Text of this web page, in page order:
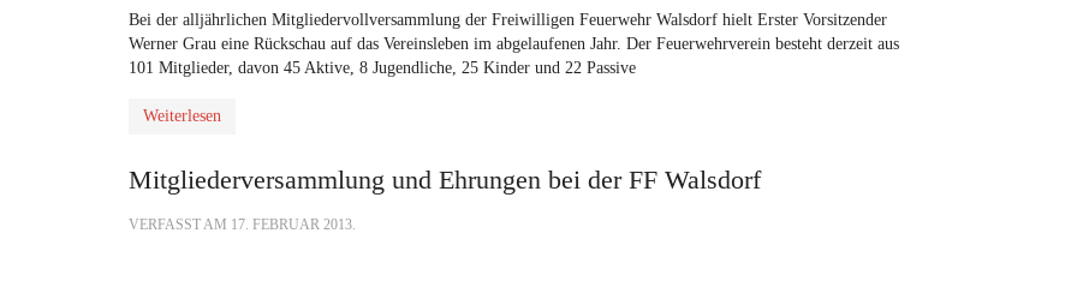
Bei der alljährlichen Mitgliedervollversammlung der Freiwilligen Feuerwehr Walsdorf hielt Erster Vorsitzender
Werner Grau eine Rückschau auf das Vereinsleben im abgelaufenen Jahr. Der Feuerwehrverein besteht derzeit aus
101 Mitglieder, davon 45 Aktive, 8 Jugendliche, 25 Kinder und 22 Passive
Weiterlesen
Mitgliederversammlung und Ehrungen bei der FF Walsdorf
VERFASST AM 17. FEBRUAR 2013.